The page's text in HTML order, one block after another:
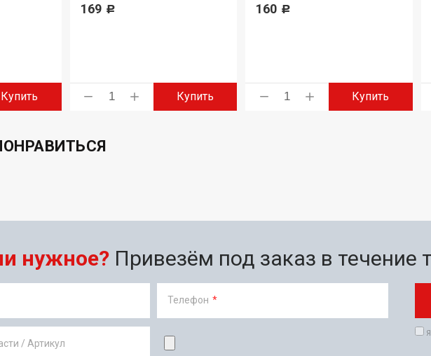
Купить
169 Р
Купить
160 Р
Купить
нужное? Привезём под заказ в течение
Телефон *
/ Артикул